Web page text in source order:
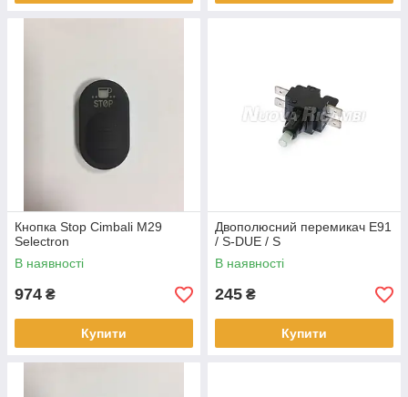
Кнопка Stop Cimbali M29
Selectron
В наявності
974 ₴
Купити
Двополюсний перемикач E91
/ S-DUE / S
В наявності
245 ₴
Купити